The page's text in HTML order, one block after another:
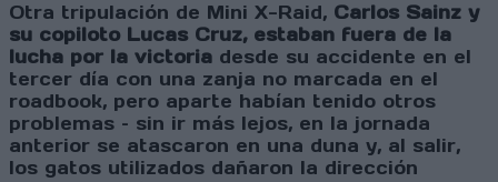
Otra tripulación de Mini X-Raid, Carlos Sainz y
su copiloto Lucas Cruz, estaban fuera de la
lucha por la victoria desde su accidente en el
tercer día con una zanja no marcada en el
roadbook, pero aparte habían tenido otros
problemas – sin ir más lejos, en la jornada
anterior se atascaron en una duna y, al salir,
los gatos utilizados dañaron la dirección